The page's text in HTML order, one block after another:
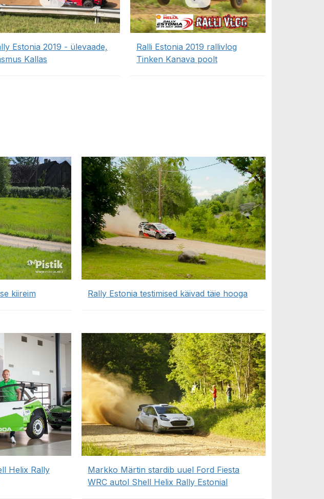
Estonia 2019 - ülevaade,
Kallas
Ralli Estonia 2019 rallivlog
Tinken Kanava poolt
kiireim Rally Estonia testimised käivad täie hooga
Helix Rally
Markko Märtin stardib uuel Ford Fiesta
WRC autol Shell Helix Rally Estonial